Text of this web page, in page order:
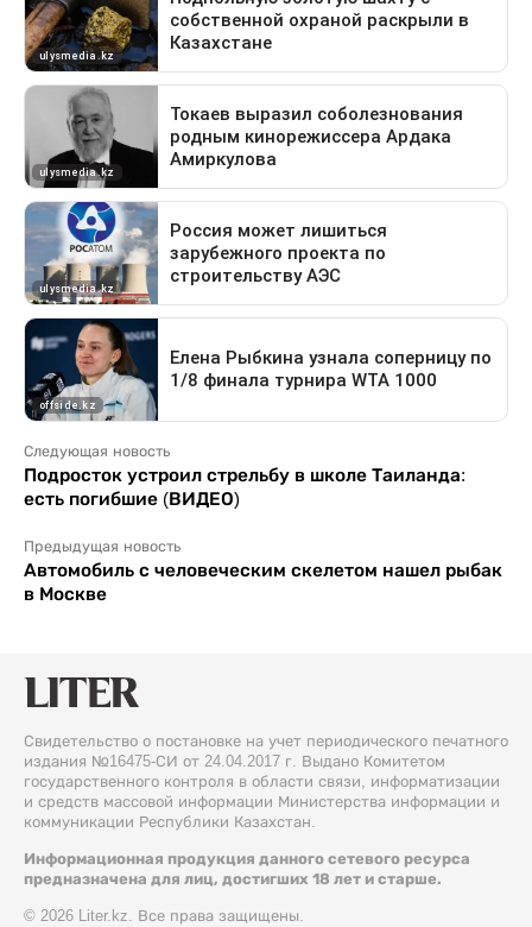
Следующая новость
Подросток устроил стрельбу в школе Таиланда:
есть погибшие (ВИДЕО)
Предыдущая новость
Автомобиль с человеческим скелетом нашел рыбак
в Москве
Свидетельство о постановке на учет периодического печатного
издания №16475-СИ от 24.04.2017 г. Выдано Комитетом
государственного контроля в области связи, информатизации
и средств массовой информации Министерства информации и
коммуникации Республики Казахстан.
Информационная продукция данного сетевого ресурса
предназначена для лиц, достигших 18 лет и старше.
© 2026 Liter.kz. Все права защищены.